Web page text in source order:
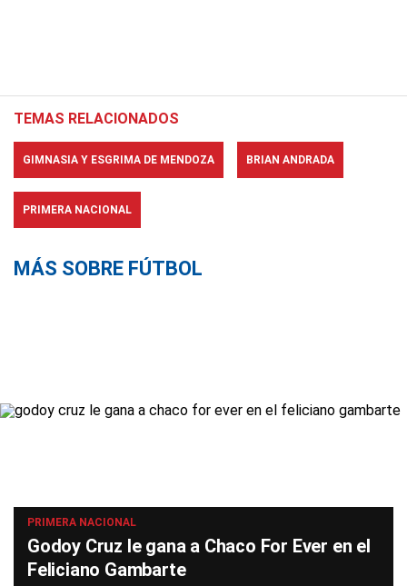
TEMAS RELACIONADOS
GIMNASIA Y ESGRIMA DE MENDOZA BRIAN ANDRADA
PRIMERA NACIONAL
MÁS SOBRE FÚTBOL
PRIMERA NACIONAL
Godoy Cruz le gana a Chaco For Ever en el
Feliciano Gambarte